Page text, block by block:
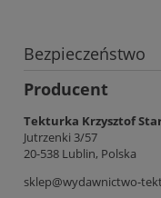
Bezpieczeństwo
Producent
Tekturka Krzysztof
Jutrzenki 3/57
20-538 Lublin, Polska
sklep@wydawnictwo-